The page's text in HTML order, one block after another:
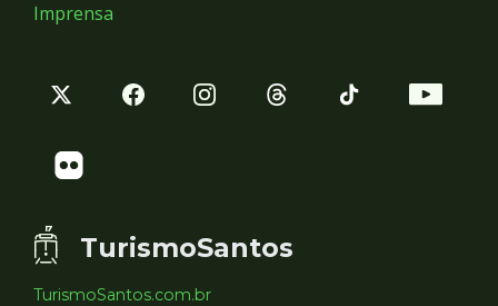
Imprensa
TurismoSantos
TurismoSantos.com.br